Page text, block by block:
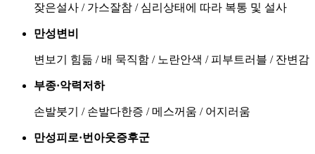
잦은설사 / 가스잘참 / 심리상태에 따라 복통 및 설사
만성변비
변보기 힘듦 / 배 묵직함 / 노란안색 / 피부트러블 / 잔변감
부종·악력저하
손발붓기 / 손발다한증 / 메스꺼움 / 어지러움
만성피로·번아웃증후군